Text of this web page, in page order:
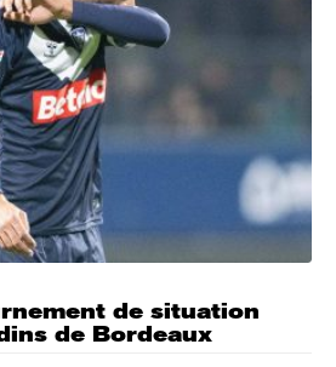
de situation
de Bordeaux